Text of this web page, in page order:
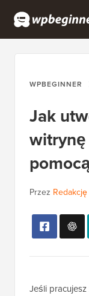
WPBEGINNER
Jak
witrynę
Przez Redakcję
Jeśli